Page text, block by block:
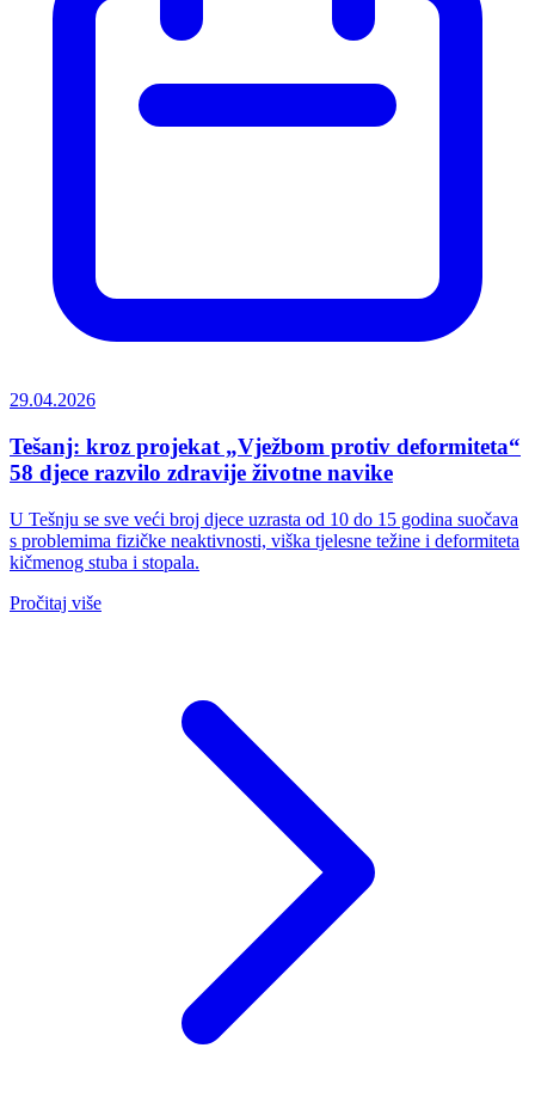
29.04.2026
Tešanj: kroz projekat „Vježbom protiv deformiteta“
58 djece razvilo zdravije životne navike
U Tešnju se sve veći broj djece uzrasta od 10 do 15 godina suočava
s problemima fizičke neaktivnosti, viška tjelesne težine i deformiteta
kičmenog stuba i stopala.
Pročitaj više